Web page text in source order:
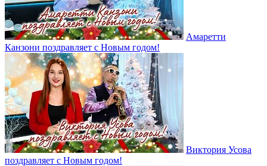
Амаретти
Канзони поздравляет с Новым годом!
Виктория Усова
поздравляет с Новым годом!